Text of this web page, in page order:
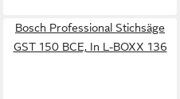
Bosch Professional Stichsäge
GST 150 BCE, In L-BOXX 136